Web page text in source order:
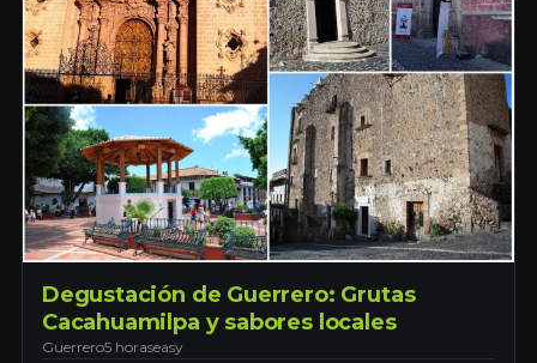
Degustación de Guerrero: Grutas
Cacahuamilpa y sabores locales
Guerrero5 horaseasy